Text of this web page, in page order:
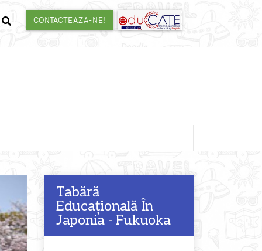
CONTACTEAZA-NE!
Tabără
Educațională În
Japonia - Fukuoka